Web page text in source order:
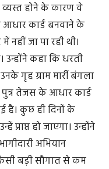
बाई ने बताया कि अपने
व्यस्त होने के कारण वे
कार्ड बनवाने के
जा पा रही थी।
उन्होंने कहा कि धरती
गृह ग्राम मार्री बंगला
तेजस के आधार कार्ड
है। कुछ ही दिनों के
हो जाएगा। उन्होंने
अभियान